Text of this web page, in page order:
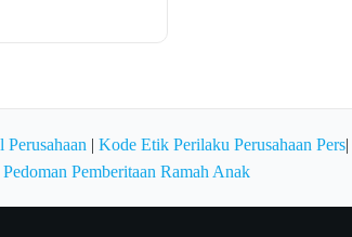
| Kode Etik Perilaku Perusahaan Pers|
Pedoman Pemberitaan Ramah Anak